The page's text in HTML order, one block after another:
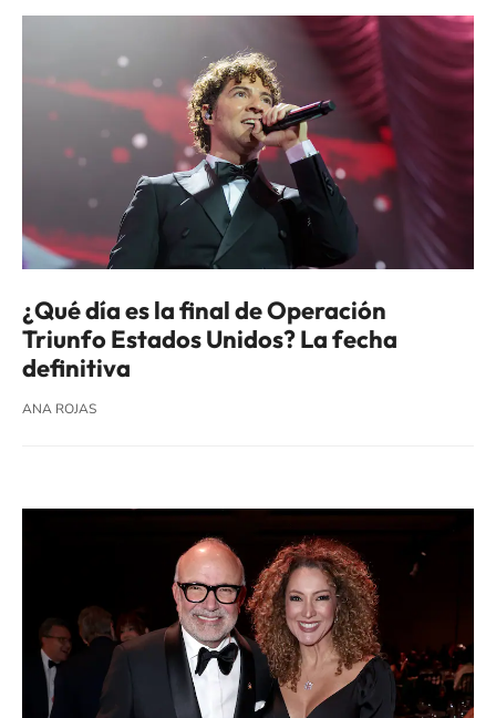
¿Qué día es la final de Operación
Triunfo Estados Unidos? La fecha
definitiva
ANA ROJAS